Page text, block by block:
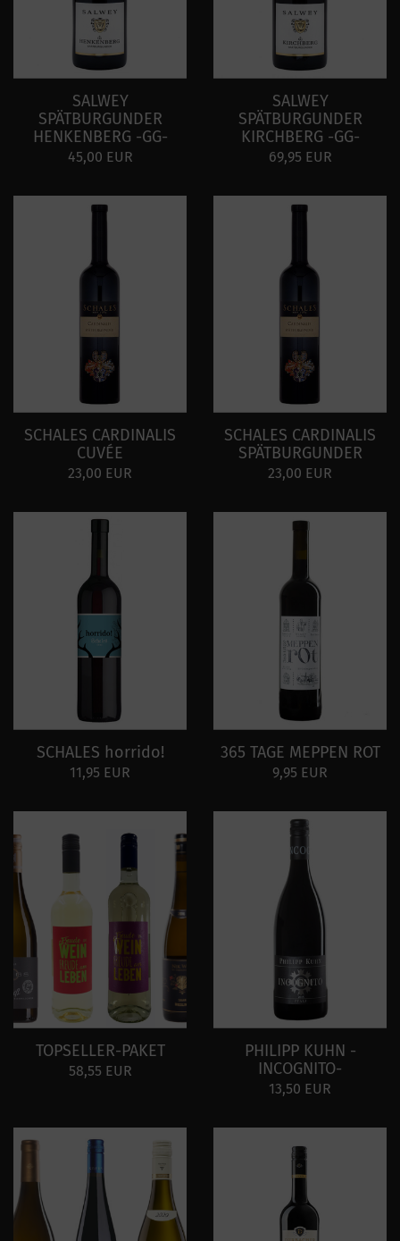
SALWEY
SPÄTBURGUNDER
HENKENBERG -GG-
45,00 EUR
SALWEY
SPÄTBURGUNDER
KIRCHBERG -GG-
69,95 EUR
SCHALES CARDINALIS
CUVÉE
23,00 EUR
SCHALES CARDINALIS
SPÄTBURGUNDER
23,00 EUR
SCHALES horrido!
11,95 EUR
365 TAGE MEPPEN ROT
9,95 EUR
TOPSELLER-PAKET
58,55 EUR
PHILIPP KUHN -
INCOGNITO-
13,50 EUR